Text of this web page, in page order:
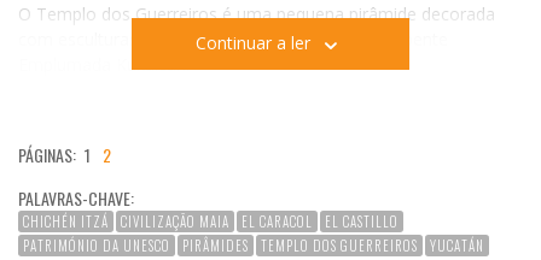
O Templo dos Guerreiros é uma pequena pirâmide decorada
com esculturas, do Deus da Chuva Chac e da Serpente
Emplumada Kukulcan.
Continuar a ler
PÁGINAS: 1 2
PALAVRAS-CHAVE:
CHICHÉN ITZÁ CIVILIZAÇÃO MAIA EL CARACOL
EL CASTILLO
PATRIMÓNIO DA UNESCO
PIRÂMIDES TEMPLO DOS GUERREIROS YUCATÁN